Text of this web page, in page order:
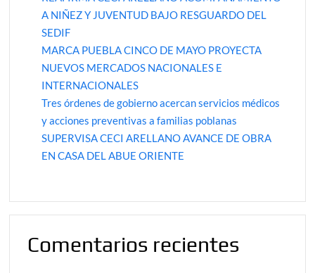
A NIÑEZ Y JUVENTUD BAJO RESGUARDO DEL
SEDIF
MARCA PUEBLA CINCO DE MAYO PROYECTA
NUEVOS MERCADOS NACIONALES E
INTERNACIONALES
Tres órdenes de gobierno acercan servicios médicos
y acciones preventivas a familias poblanas
SUPERVISA CECI ARELLANO AVANCE DE OBRA
EN CASA DEL ABUE ORIENTE
Comentarios recientes